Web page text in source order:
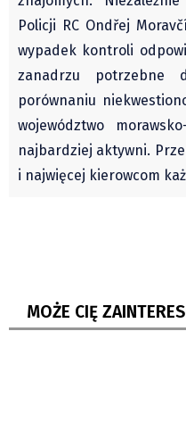
Publicystyka
Zdaniem...
Pre-teksty i kon-
Na posiónku
Na granicy
Podróże małe i duże
Historia
Młodzi
Przedszkola
Policji RC Ondřej
wypadek kontroli
zanadrzu potrzebne
porównaniu
województwo
najbardziej aktywni.
i najwięcej kierowcom
MOŻE CIĘ
Z Zaolzia do Asyżu,
Oko w dymku: